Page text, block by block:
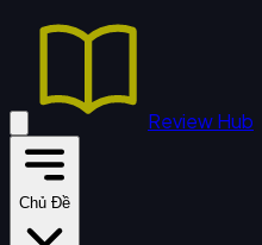
Review Hub
Chủ Đề